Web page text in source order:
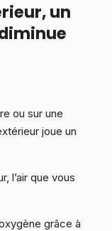
un
ou sur une
joue un
l’air que vous
grâce à